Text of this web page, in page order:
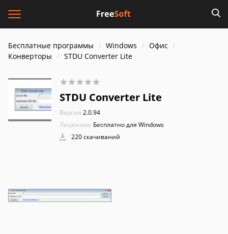
Бесплатные программы Windows
Офис
Конверторы
STDU Converter Lite
STDU Converter Lite
Версия:2.0.94
Лицензия: Бесплатно для Windows
220 скачиваний